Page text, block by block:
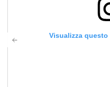
Visualizza